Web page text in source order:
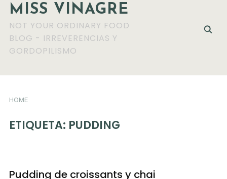
MISS VINAGRE
NOT YOUR ORDINARY FOOD
BLOG - IRREVERENCIAS Y
GORDOPILISMO
HOME
ETIQUETA: PUDDING
Pudding de croissants y chai